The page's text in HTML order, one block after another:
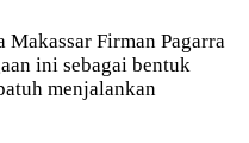
Makassar Firman Pagarra
ini sebagai bentuk
menjalankan